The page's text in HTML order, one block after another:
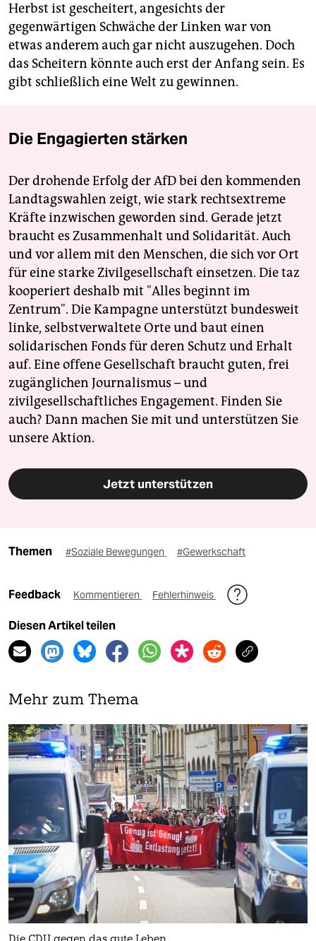
Herbst ist gescheitert, angesichts der
gegenwärtigen Schwäche der Linken war von
etwas anderem auch gar nicht auszu­gehen. Doch
das Scheitern könnte auch erst der Anfang sein. Es
gibt schließlich eine Welt zu gewinnen.
Die Engagierten stärken
Der drohende Erfolg der AfD bei den kommenden
Landtagswahlen zeigt, wie stark rechtsextreme
Kräfte inzwischen geworden sind. Gerade jetzt
braucht es Zusammenhalt und Solidarität. Auch
und vor allem mit den Menschen, die sich vor Ort
für eine starke Zivilgesellschaft einsetzen. Die taz
kooperiert deshalb mit "Alles beginnt im
Zentrum". Die Kampagne unterstützt bundesweit
linke, selbstverwaltete Orte und baut einen
solidarischen Fonds für deren Schutz und Erhalt
auf. Eine offene Gesellschaft braucht guten, frei
zugänglichen Journalismus – und
zivilgesellschaftliches Engagement. Finden Sie
auch? Dann machen Sie mit und unterstützen Sie
unsere Aktion.
Jetzt unterstützen
Themen #Soziale Bewegungen #Gewerkschaft
Feedback Kommentieren Fehlerhinweis
Diesen Artikel teilen
Mehr zum Thema